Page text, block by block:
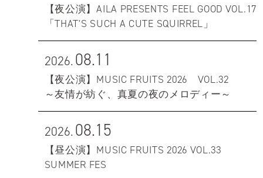
【夜公演】AILA PRESENTS FEEL GOOD VOL.17
「THAT'S SUCH A CUTE SQUIRREL」
2026.08.11
【夜公演】MUSIC FRUITS 2026 VOL.32
～友情が紡ぐ、真夏の夜のメロディー～
2026.08.15
【昼公演】MUSIC FRUITS 2026 VOL.33
SUMMER FES